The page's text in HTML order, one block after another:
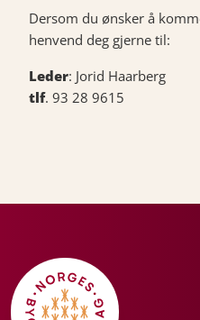
Dersom du ønsker å
henvend deg gjerne til:
Leder: Jorid Haarberg
tlf. 93 28 9615